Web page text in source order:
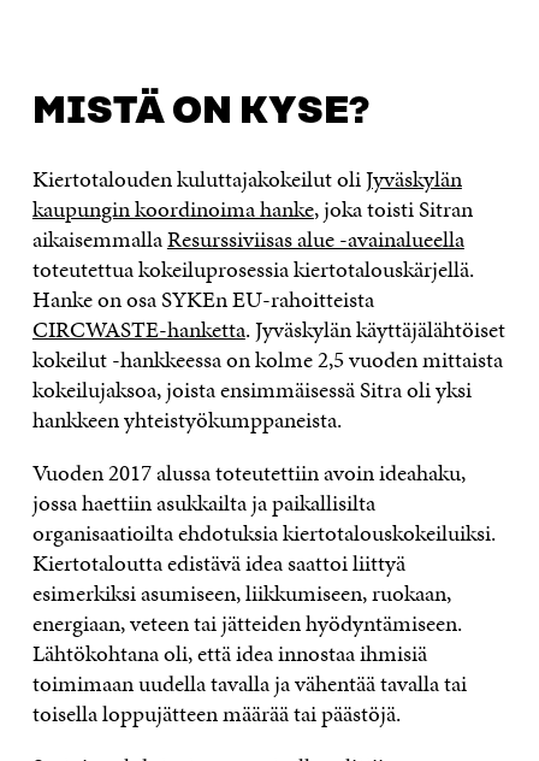
MISTÄ ON KYSE?
Kiertotalouden kuluttajakokeilut oliJyväskylän
kaupungin koordinoima hanke, joka toisti Sitran
aikaisemmallaResurssiviisas alue -avainalueella
toteutettua kokeiluprosessia kiertotalouskärjellä.
Hanke on osa SYKEn EU-rahoitteista
CIRCWASTE-hanketta. Jyväskylän käyttäjälähtöiset
kokeilut -hankkeessa on kolme 2,5 vuoden mittaista
kokeilujaksoa, joista ensimmäisessä Sitra oli yksi
hankkeen yhteistyökumppaneista.
Vuoden 2017 alussa toteutettiin avoin ideahaku,
jossa haettiin asukkailta ja paikallisilta
organisaatioilta ehdotuksia kiertotalouskokeiluiksi.
Kiertotaloutta edistävä idea saattoi liittyä
esimerkiksi asumiseen, liikkumiseen, ruokaan,
energiaan, veteen tai jätteiden hyödyntämiseen.
Lähtökohtana oli, että idea innostaa ihmisiä
toimimaan uudella tavalla ja vähentää tavalla tai
toisella loppujätteen määrää tai päästöjä.